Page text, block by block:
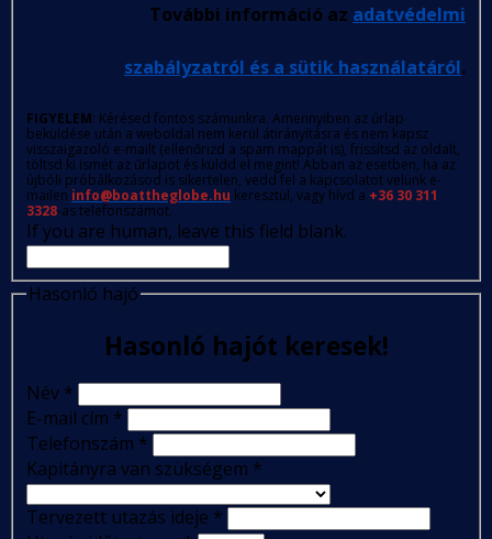
További információ az adatvédelmi
szabályzatról és a sütik használatáról.
FIGYELEM: Kérésed fontos számunkra. Amennyiben az űrlap
beküldése után a weboldal nem kerül átirányításra és nem kapsz
visszaigazoló e-mailt (ellenőrizd a spam mappát is), frissítsd az oldalt,
töltsd ki ismét az űrlapot és küldd el megint! Abban az esetben, ha az
újbóli próbálkozásod is sikertelen, vedd fel a kapcsolatot velünk e-
mailen info@boattheglobe.hu keresztül, vagy hívd a +36 30 311
3328-as telefonszámot.
If you are human, leave this field blank.
Hasonló hajó
Hasonló hajót keresek!
Név *
E-mail cím *
Telefonszám *
Kapitányra van szükségem *
Tervezett utazás ideje *